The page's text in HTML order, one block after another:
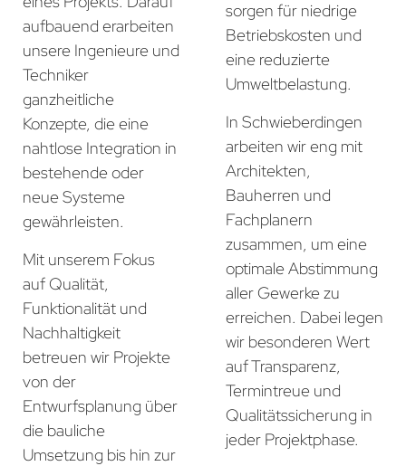
aufbauend erarbeiten
unsere Ingenieure und
Techniker
ganzheitliche
Konzepte, die eine
nahtlose Integration in
bestehende oder
neue Systeme
gewährleisten.
Mit unserem Fokus
auf Qualität,
Funktionalität und
Nachhaltigkeit
betreuen wir Projekte
von der
Entwurfsplanung über
die bauliche
Umsetzung bis hin zur
sorgen für niedrige
Betriebskosten und
eine reduzierte
Umweltbelastung.
In Schwieberdingen
arbeiten wir eng mit
Architekten,
Bauherren und
Fachplanern
zusammen, um eine
optimale Abstimmung
aller Gewerke zu
erreichen. Dabei legen
wir besonderen Wert
auf Transparenz,
Termintreue und
Qualitätssicherung in
jeder Projektphase.